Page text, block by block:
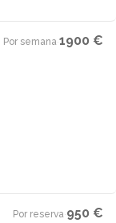
Por semana·1900 €
Por reserva·950 €